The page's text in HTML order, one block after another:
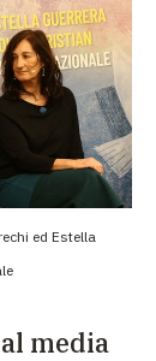
ed Estella
media